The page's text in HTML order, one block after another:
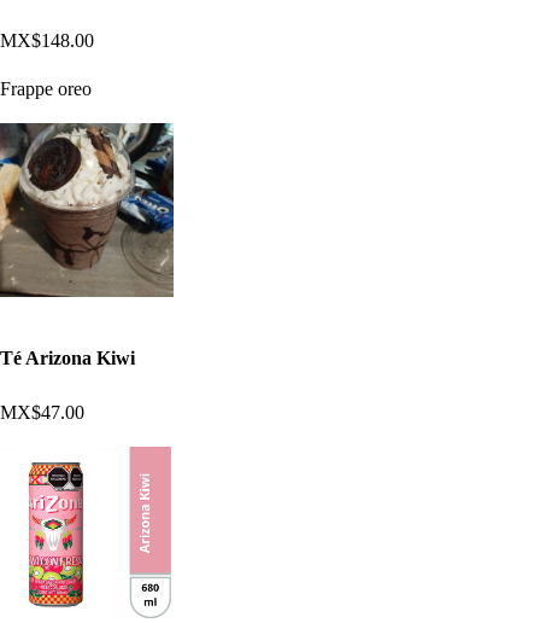
MX$148.00
Frappe oreo
Té Arizona Kiwi
MX$47.00